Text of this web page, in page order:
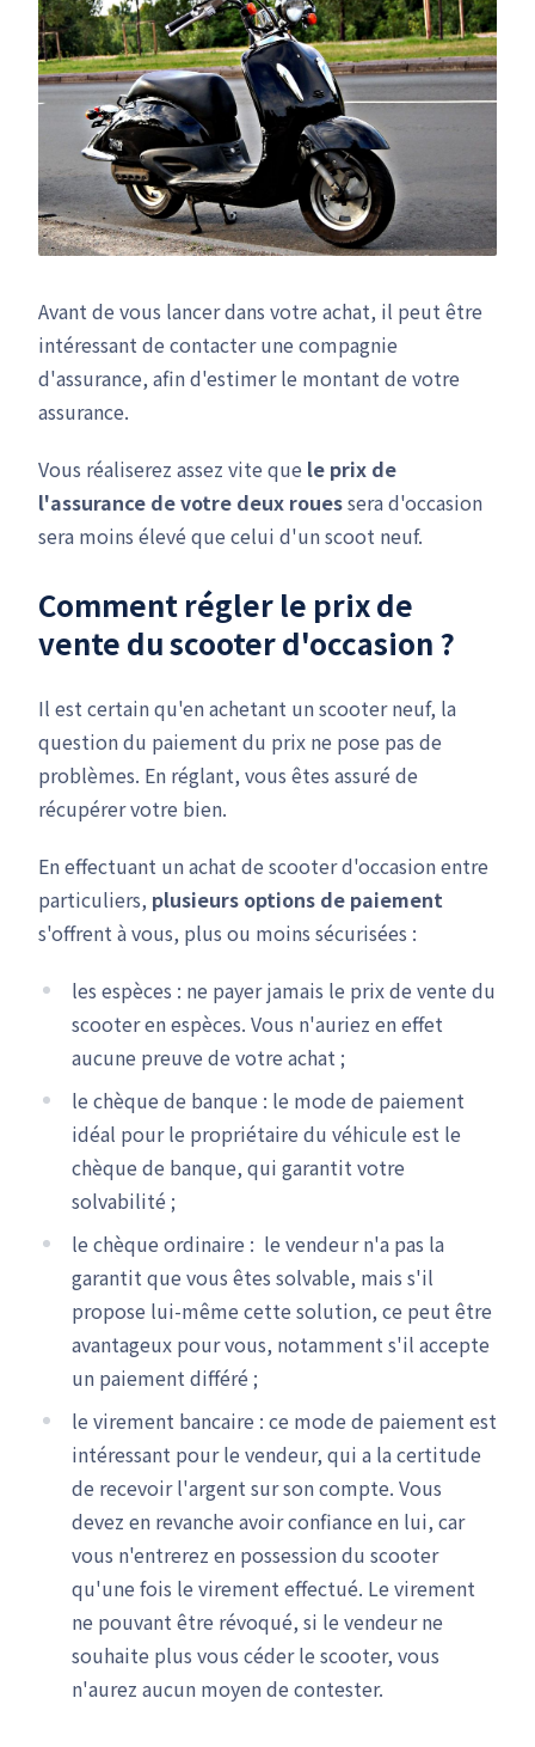
Avant de vous lancer dans votre achat, il peut être
intéressant de contacter une compagnie
d'assurance, afin d'estimer le montant de votre
assurance.
Vous réaliserez assez vite que le prix de
l'assurance de votre deux rouessera d'occasion
sera moins élevé que celui d'un scoot neuf.
Comment régler le prix de
vente du scooter d'occasion ?
Il est certain qu'en achetant un scooter neuf, la
question du paiement du prix ne pose pas de
problèmes. En réglant, vous êtes assuré de
récupérer votre bien.
En effectuant un achat de scooter d'occasion entre
particuliers, plusieurs options de paiement
s'offrent à vous, plus ou moins sécurisées :
les espèces : ne payer jamais le prix de vente du
scooter en espèces. Vous n'auriez en effet
aucune preuve de votre achat ;
le chèque de banque : le mode de paiement
idéal pour le propriétaire du véhicule est le
chèque de banque, qui garantit votre
solvabilité ;
le chèque ordinaire : le vendeur n'a pas la
garantit que vous êtes solvable, mais s'il
propose lui-même cette solution, ce peut être
avantageux pour vous, notamment s'il accepte
un paiement différé ;
le virement bancaire : ce mode de paiement est
intéressant pour le vendeur, qui a la certitude
de recevoir l'argent sur son compte. Vous
devez en revanche avoir confiance en lui, car
vous n'entrerez en possession du scooter
qu'une fois le virement effectué. Le virement
ne pouvant être révoqué, si le vendeur ne
souhaite plus vous céder le scooter, vous
n'aurez aucun moyen de contester.